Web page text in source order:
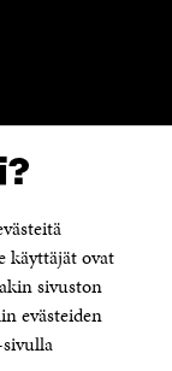
käyttäjät ovat
sivuston
evästeiden
Sitra